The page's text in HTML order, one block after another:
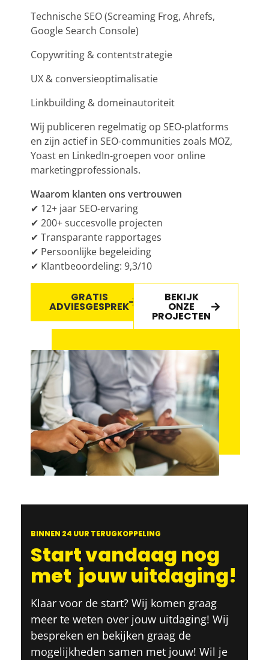
Technische SEO(Screaming Frog, Ahrefs,
Google Search Console)
Copywriting & contentstrategie
UX & conversieoptimalisatie
Linkbuilding & domeinautoriteit
Wij publiceren regelmatig op SEO-platforms
en zijn actief in SEO-communities zoals MOZ,
Yoast en LinkedIn-groepen voor online
marketingprofessionals.
Waarom klanten ons vertrouwen
✔ 12+ jaarSEO-ervaring
✔ 200+ succesvolle projecten
✔ Transparante rapportages
✔ Persoonlijke begeleiding
✔ Klantbeoordeling: 9,3/10
GRATIS
ADVIESGESPREK
BEKIJK
ONZE
PROJECTEN
BINNEN 24 UUR TERUGKOPPELING
Start vandaag nog
met jouw uitdaging!
Klaar voor de start? Wij komen graag
meer te weten over jouw uitdaging! Wij
bespreken en bekijken graag de
mogelijkheden samen met jouw! Wil je